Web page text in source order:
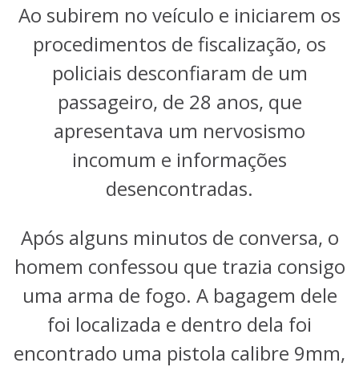
Ao subirem no veículo e iniciarem os
procedimentos de fiscalização, os
policiais desconfiaram de um
passageiro, de 28 anos, que
apresentava um nervosismo
incomum e informações
desencontradas.
Após alguns minutos de conversa, o
homem confessou que trazia consigo
uma arma de fogo. A bagagem dele
foi localizada e dentro dela foi
encontrado uma pistola calibre 9mm,